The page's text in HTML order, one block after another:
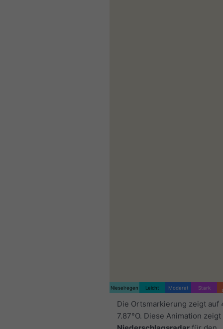
Nieselregen Leicht Moderat Stark
Die Ortsmarkierung zeigt auf
7.87°O. Diese Animation zeigt